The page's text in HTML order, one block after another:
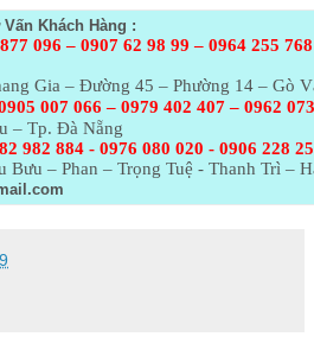
Khách Hàng :
096 – 0907 62 98 99 – 0964 255
Gia – Đường 45 – Phường 14 – Gò
007 066 – 0979 402 407 – 0962 073
– Tp. Đà Nẵng
982 884 - 0976 080 020 - 0906 228
Bưu – Phan – Trọng Tuệ - Thanh Trì –